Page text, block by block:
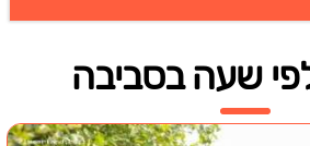
שעה בסביבה